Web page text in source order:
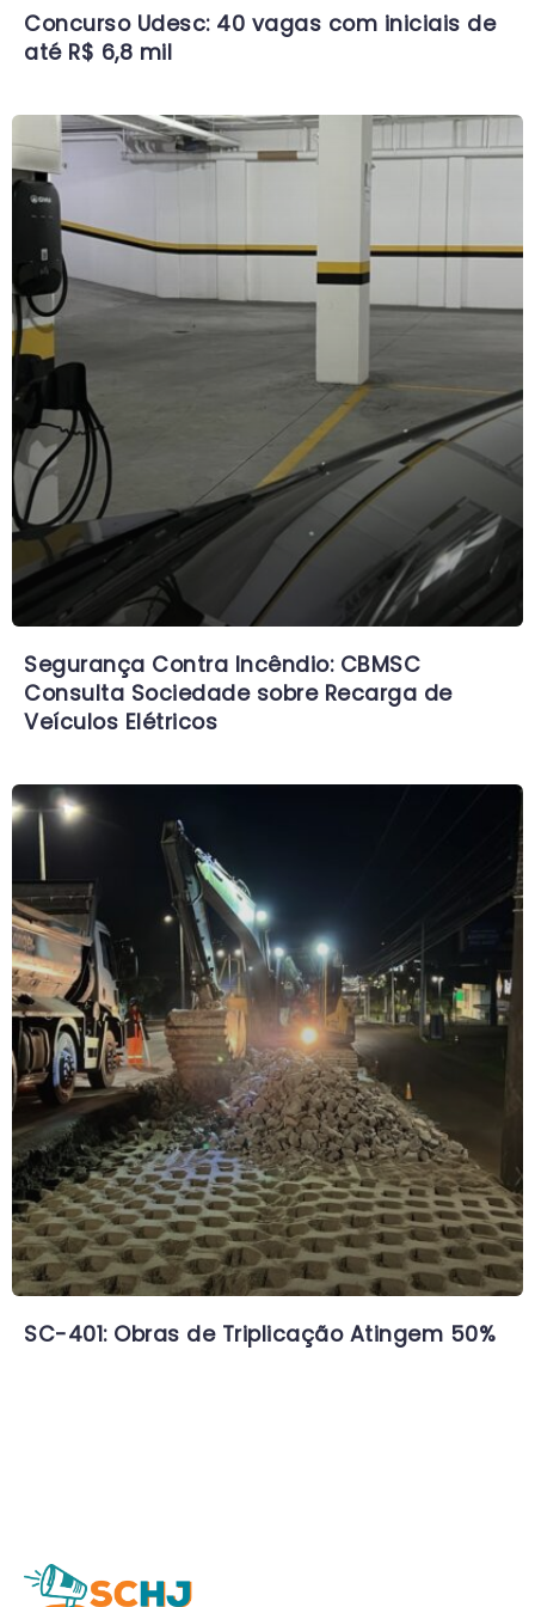
Concurso Udesc: 40 vagas com iniciais de
até R$ 6,8 mil
Segurança Contra Incêndio: CBMSC
Consulta Sociedade sobre Recarga de
Veículos Elétricos
SC-401: Obras de Triplicação Atingem 50%